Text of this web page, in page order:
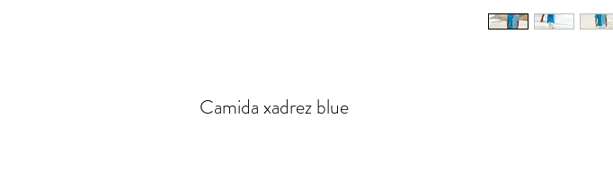
Camida xadrez blue